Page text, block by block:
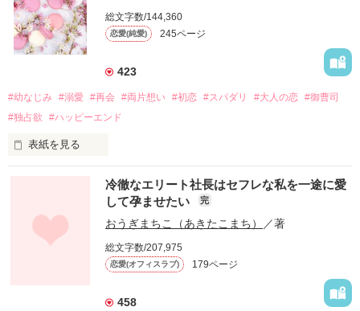
総文字数/144,360
恋愛(純愛) 245ページ
423
#幼なじみ #溺愛 #再会 #両片想い #初恋 #スパダリ #大人の恋 #御曹司
#独占欲
#ハッピーエンド
表紙を見る
幼なじみの哲平に淡い恋心を抱いていた美桜。
しかし、ある出来事をきっかけに二人の関係は壊れてしまう。
関係修復もできないまま、美桜は両親の離婚によって
引っ越すことになり、哲平とも離れ離れになった。
それから約十二年後。
冷徹なエリート社長はセフレな私を一途に愛
して孕ませたい
完
おうぎまちこ（あきたこまち） ／著
総文字数/207,975
恋愛(オフィスラブ) 179ページ
458